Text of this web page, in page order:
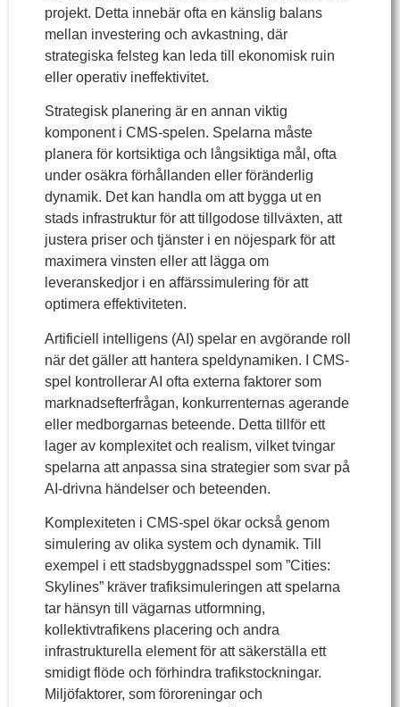
projekt. Detta innebär ofta en känslig balans
mellan investering och avkastning, där
strategiska felsteg kan leda till ekonomisk ruin
eller operativ ineffektivitet.
Strategisk planering är en annan viktig
komponent i CMS-spelen. Spelarna måste
planera för kortsiktiga och långsiktiga mål, ofta
under osäkra förhållanden eller föränderlig
dynamik. Det kan handla om att bygga ut en
stads infrastruktur för att tillgodose tillväxten, att
justera priser och tjänster i en nöjespark för att
maximera vinsten eller att lägga om
leveranskedjor i en affärssimulering för att
optimera effektiviteten.
Artificiell intelligens (AI) spelar en avgörande roll
när det gäller att hantera speldynamiken. I CMS-
spel kontrollerar AI ofta externa faktorer som
marknadsefterfrågan, konkurrenternas agerande
eller medborgarnas beteende. Detta tillför ett
lager av komplexitet och realism, vilket tvingar
spelarna att anpassa sina strategier som svar på
AI-drivna händelser och beteenden.
Komplexiteten i CMS-spel ökar också genom
simulering av olika system och dynamik. Till
exempel i ett stadsbyggnadsspel som ”Cities:
Skylines” kräver trafiksimuleringen att spelarna
tar hänsyn till vägarnas utformning,
kollektivtrafikens placering och andra
infrastrukturella element för att säkerställa ett
smidigt flöde och förhindra trafikstockningar.
Miljöfaktorer, som föroreningar och